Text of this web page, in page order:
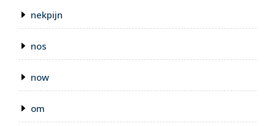
nekpijn
nos
now
om